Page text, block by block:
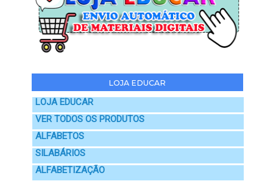
LOJA EDUCAR
LOJA EDUCAR
VER TODOS OS PRODUTOS
ALFABETOS
SILABÁRIOS
ALFABETIZAÇÃO